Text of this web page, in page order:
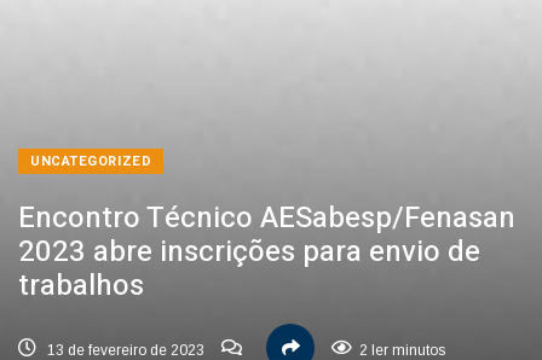
UNCATEGORIZED
Encontro Técnico AESabesp/Fenasan
2023 abre inscrições para envio de
trabalhos
13 de fevereiro de 2023 2 ler minutos